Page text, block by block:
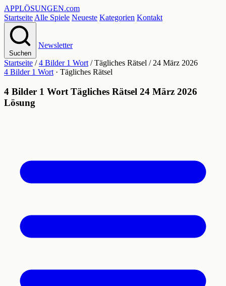
APPLÖSUNGEN.com
Startseite Alle Spiele Neueste Kategorien Kontakt
Suchen
Newsletter
Startseite / 4 Bilder 1 Wort / Tägliches Rätsel / 24 März 2026
4 Bilder 1 Wort · Tägliches Rätsel
4 Bilder 1 Wort Tägliches Rätsel 24 März 2026
Lösung